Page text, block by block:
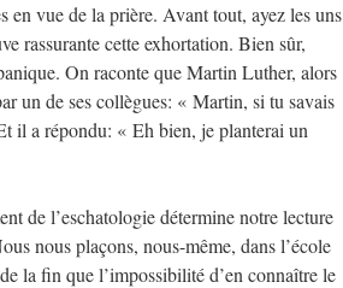
en vue de la prière. Avant tout, ayez les uns
rassurante cette exhortation. Bien sûr,
On raconte que Martin Luther, alors
un de ses collègues: « Martin, si tu savais
il a répondu: « Eh bien, je planterai un
de l’eschatologie détermine notre lecture
nous plaçons, nous-même, dans l’école
la fin que l’impossibilité d’en connaître le